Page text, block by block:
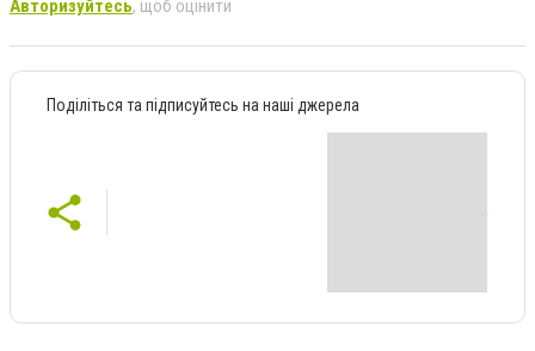
Авторизуйтесь, щоб оцінити
Поділіться та підписуйтесь на наші джерела